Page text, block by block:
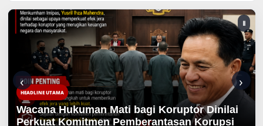
HEADLINE UTAMA
Wacana Hukuman Mati bagi Koruptor Dinilai
Perkuat Komitmen Pemberantasan Korupsi
‹ ›
Ⅱ